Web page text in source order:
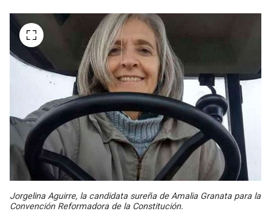
Jorgelina Aguirre, la candidata sureña de Amalia Granata para la
Convención Reformadora de la Constitución.